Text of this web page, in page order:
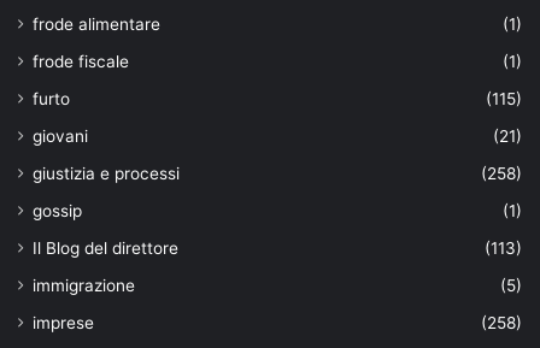
frode alimentare
(1)
frode fiscale
(1)
furto
(115)
giovani
(21)
giustizia e processi
(258)
gossip
(1)
Il Blog del direttore
(113)
immigrazione
(5)
imprese
(258)